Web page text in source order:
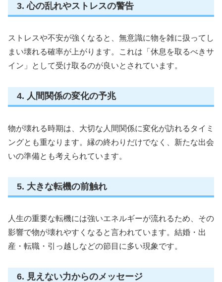
3. 心の乱れやストレスの警告
ストレスや不安が強くなると、無意識に物を雑に扱ってし
まい壊れる確率が上がります。これは「休息を取るべきサ
イン」として受け取るのが良いとされています。
4. 人間関係の変化の予兆
物が壊れる時期は、大切な人間関係に変化が訪れるタイミ
ングとも重なります。縁の終わりだけでなく、新たな出会
いの準備とも考えられています。
5. 大きな転機の前触れ
人生の重要な転機には強いエネルギーが流れるため、その
影響で物が壊れやすくなると言われています。結婚・出
産・転職・引っ越しなどの節目に多い現象です。
6. 見えない力からのメッセージ